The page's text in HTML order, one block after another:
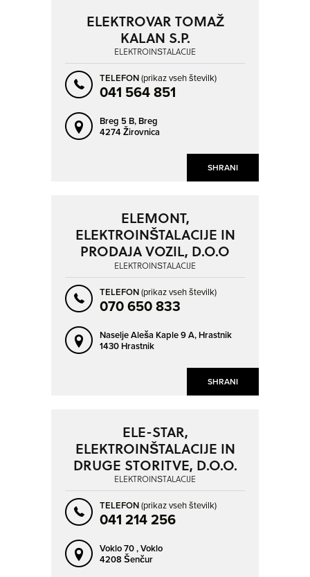
SHRANI
ELEKTROVAR TOMAŽ
KALAN S.P.
ELEKTROINŠTALACIJE
TELEFON(prikaz vseh številk)
041 564 851
Breg 5 B, Breg
4274 Žirovnica
SHRANI
ELEMONT,
ELEKTROINŠTALACIJE IN
PRODAJA VOZIL, D.O.O
ELEKTROINŠTALACIJE
TELEFON(prikaz vseh številk)
070 650 833
Naselje Aleša Kaple 9 A, Hrastnik
1430 Hrastnik
ELE-STAR,
ELEKTROINŠTALACIJE IN
DRUGE STORITVE, D.O.O.
ELEKTROINŠTALACIJE
TELEFON(prikaz vseh številk)
041 214 256
Voklo 70 ,Voklo
4208 Šenčur